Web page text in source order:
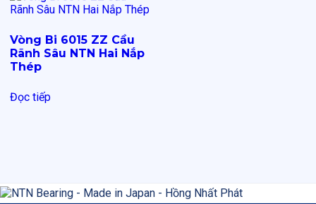
Vòng Bi 6015 ZZ Cầu
Rãnh Sâu NTN Hai Nắp
Thép
Đọc tiếp